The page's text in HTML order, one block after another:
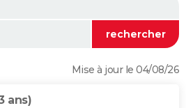
Mise à jour le 04/08/26
ans)